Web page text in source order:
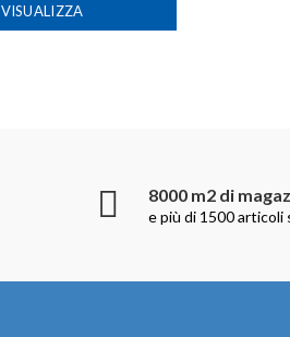
VISUALIZZA
8000 m2 di
e più di 1500 articoli